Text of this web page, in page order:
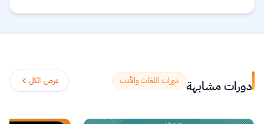
certificates, and degrees from top-tier
million learners to acquire in-demand
skills in fields like computer science, AI,
courses for free or pay for verified
دورات مشابهة دورات اللغات والأدب عرض الكل